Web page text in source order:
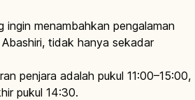
menambahkan pengalaman
tidak hanya sekadar
penjara adalah pukul 11:00–15:00,
pukul 14:30.